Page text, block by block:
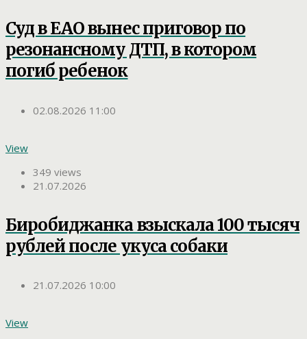
Суд в ЕАО вынес приговор по
резонансному ДТП, в котором
погиб ребенок
02.08.2026 11:00
View
349 views
21.07.2026
Биробиджанка взыскала 100 тысяч
рублей после укуса собаки
21.07.2026 10:00
View